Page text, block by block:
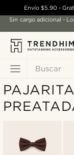
Buscar
Envío $5.90-
Sin cargo adicional -